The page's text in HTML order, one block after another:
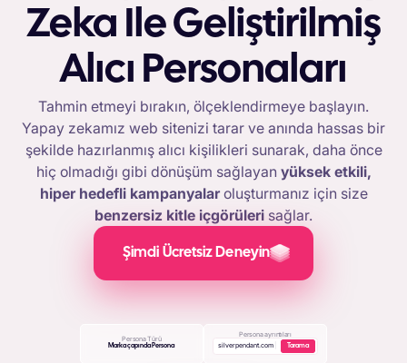
Zeka Ile Geliştirilmiş
Alıcı Personaları
Tahmin etmeyi bırakın, ölçeklendirmeye başlayın.
Yapay zekamız web sitenizi tarar ve anında hassas bir
şekilde hazırlanmış alıcı kişilikleri sunarak, daha önce
hiç olmadığı gibi dönüşüm sağlayan yüksek etkili,
hiper hedefli kampanyalaroluşturmanız için size
benzersiz kitle içgörüleri sağlar.
Şimdi Ücretsiz Deneyin
Persona Türü
Marka çapında Persona
Persona ayrıntıları
silverpendant.com Tarama